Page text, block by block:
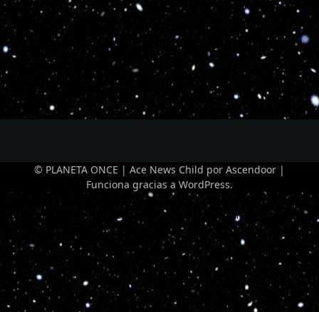
© PLANETA ONCE | Ace News Child por Ascendoor |
Funciona gracias a WordPress.
Optimized by Seraphinite Accelerator
Turns on site high speed to be attractive for people and search engines.